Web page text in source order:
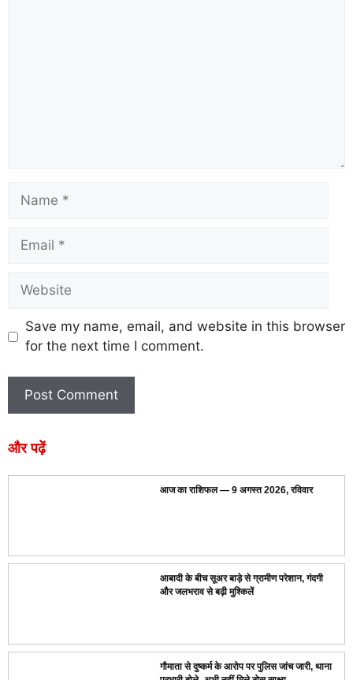
Save my name, email, and website in this browser
for the next time I comment.
और पढ़ें
आज का राशिफल — 9 अगस्त 2026, रविवार
आबादी के बीच सूअर बाड़े से ग्रामीण परेशान, गंदगी
और जलभराव से बढ़ी मुश्किलें
गौमाता से दुष्कर्म के आरोप पर पुलिस जांच जारी, थाना